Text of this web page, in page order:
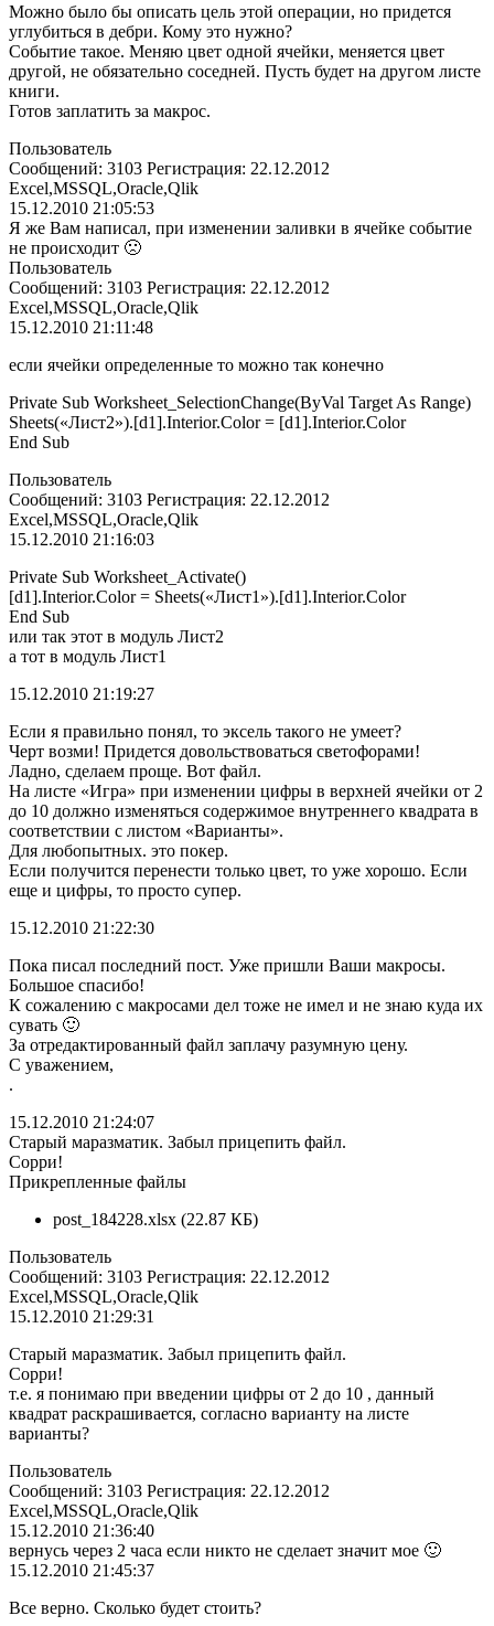
Можно было бы описать цель этой операции, но придется
углубиться в дебри. Кому это нужно?
Событие такое. Меняю цвет одной ячейки, меняется цвет
другой, не обязательно соседней. Пусть будет на другом листе
книги.
Готов заплатить за макрос.
Пользователь
Сообщений: 3103 Регистрация: 22.12.2012
Excel,MSSQL,Oracle,Qlik
15.12.2010 21:05:53
Я же Вам написал, при изменении заливки в ячейке событие
не происходит 🙁
Пользователь
Сообщений: 3103 Регистрация: 22.12.2012
Excel,MSSQL,Oracle,Qlik
15.12.2010 21:11:48
если ячейки определенные то можно так конечно
Private Sub Worksheet_SelectionChange(ByVal Target As Range)
Sheets(«Лист2»).[d1].Interior.Color = [d1].Interior.Color
End Sub
Пользователь
Сообщений: 3103 Регистрация: 22.12.2012
Excel,MSSQL,Oracle,Qlik
15.12.2010 21:16:03
Private Sub Worksheet_Activate()
[d1].Interior.Color = Sheets(«Лист1»).[d1].Interior.Color
End Sub
или так этот в модуль Лист2
а тот в модуль Лист1
15.12.2010 21:19:27
Если я правильно понял, то эксель такого не умеет?
Черт возми! Придется довольствоваться светофорами!
Ладно, сделаем проще. Вот файл.
На листе «Игра» при изменении цифры в верхней ячейки от 2
до 10 должно изменяться содержимое внутреннего квадрата в
соответствии с листом «Варианты».
Для любопытных. это покер.
Если получится перенести только цвет, то уже хорошо. Если
еще и цифры, то просто супер.
15.12.2010 21:22:30
Пока писал последний пост. Уже пришли Ваши макросы.
Большое спасибо!
К сожалению с макросами дел тоже не имел и не знаю куда их
сувать 🙂
За отредактированный файл заплачу разумную цену.
С уважением,
.
15.12.2010 21:24:07
Старый маразматик. Забыл прицепить файл.
Сорри!
Прикрепленные файлы
post_184228.xlsx (22.87 КБ)
Пользователь
Сообщений: 3103 Регистрация: 22.12.2012
Excel,MSSQL,Oracle,Qlik
15.12.2010 21:29:31
Старый маразматик. Забыл прицепить файл.
Сорри!
т.е. я понимаю при введении цифры от 2 до 10 , данный
квадрат раскрашивается, согласно варианту на листе
варианты?
Пользователь
Сообщений: 3103 Регистрация: 22.12.2012
Excel,MSSQL,Oracle,Qlik
15.12.2010 21:36:40
вернусь через 2 часа если никто не сделает значит мое 🙂
15.12.2010 21:45:37
Все верно. Сколько будет стоить?